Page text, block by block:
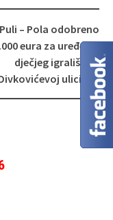
– Pola odobreno
eura za uređenje
dječjeg igrališta u
ulici